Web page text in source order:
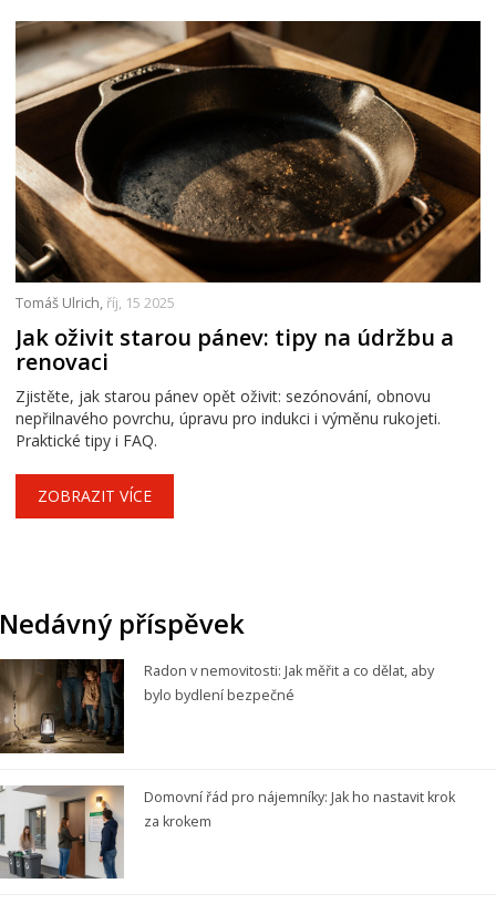
Tomáš Ulrich, říj, 15 2025
Jak oživit starou pánev: tipy na údržbu a
renovaci
Zjistěte, jak starou pánev opět oživit: sezónování, obnovu
nepřilnavého povrchu, úpravu pro indukci i výměnu rukojeti.
Praktické tipy i FAQ.
ZOBRAZIT VÍCE
Nedávný příspěvek
Radon v nemovitosti: Jak měřit a co dělat, aby
bylo bydlení bezpečné
Domovní řád pro nájemníky: Jak ho nastavit krok
za krokem